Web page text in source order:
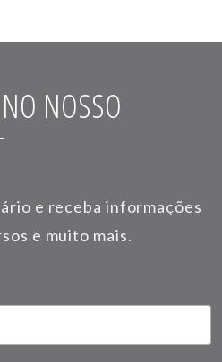
NOSSO
e receba informações
e muito mais.